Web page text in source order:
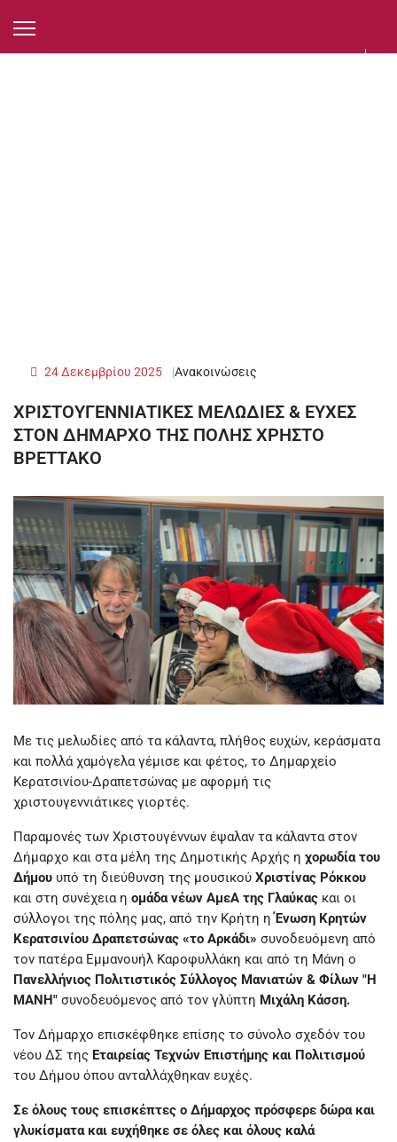
Ανακοινώσεις
24 Δεκεμβρίου 2025
ΧΡΙΣΤΟΥΓΕΝΝΙΑΤΙΚΕΣ ΜΕΛΩΔΙΕΣ & ΕΥΧΕΣ
ΣΤΟΝ ΔΗΜΑΡΧΟ ΤΗΣ ΠΟΛΗΣ ΧΡΗΣΤΟ
ΒΡΕΤΤΑΚΟ
Με τις μελωδίες από τα κάλαντα, πλήθος ευχών, κεράσματα
και πολλά χαμόγελα γέμισε και φέτος, το Δημαρχείο
Κερατσινίου-Δραπετσώνας με αφορμή τις
χριστουγεννιάτικες γιορτές.
Παραμονές των Χριστουγέννων έψαλαν τα κάλαντα στον
Δήμαρχο και στα μέλη της Δημοτικής Αρχής η χορωδία του
Δήμου υπό τη διεύθυνση της μουσικού Χριστίνας Ρόκκου
και στη συνέχεια η ομάδα νέων ΑμεΑ της Γλαύκας και οι
σύλλογοι της πόλης μας, από την Κρήτη ηΈνωση Κρητών
Κερατσινίου Δραπετσώνας «το Αρκάδι» συνοδευόμενη από
τον πατέρα Εμμανουήλ Καροφυλλάκη και από τη Μάνη ο
Πανελλήνιος Πολιτιστικός Σύλλογος Μανιατών & Φίλων "Η
ΜΑΝΗ" συνοδευόμενος από τον γλύπτη Μιχάλη Κάσση.
Τον Δήμαρχο επισκέφθηκε επίσης το σύνολο σχεδόν του
νέου ΔΣ της Εταιρείας Τεχνών Επιστήμης και Πολιτισμού
του Δήμου όπου ανταλλάχθηκαν ευχές.
Σε όλους τους επισκέπτες ο Δήμαρχος πρόσφερε δώρα και
γλυκίσματα και ευχήθηκε σε όλες και όλους καλά